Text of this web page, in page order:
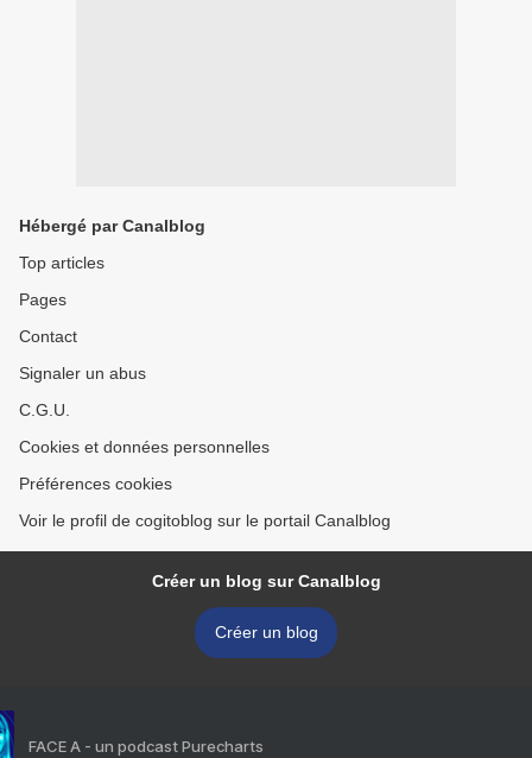
Hébergé par Canalblog
Top articles
Pages
Contact
Signaler un abus
C.G.U.
Cookies et données personnelles
Préférences cookies
Voir le profil de cogitoblog sur le portail Canalblog
Créer un blog sur Canalblog
Créer un blog
FACE A - un podcast Purecharts